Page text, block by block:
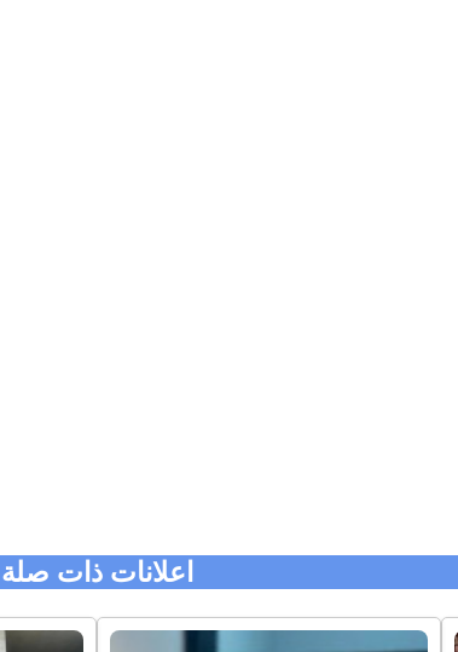
اعلانات ذات صلة